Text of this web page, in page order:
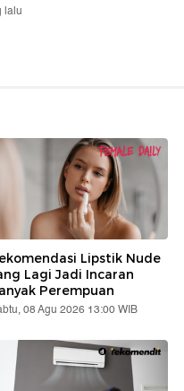
lalu
Lipstik Nude
Lagi Jadi Incaran
Perempuan
08 Agu 2026 13:00 WIB